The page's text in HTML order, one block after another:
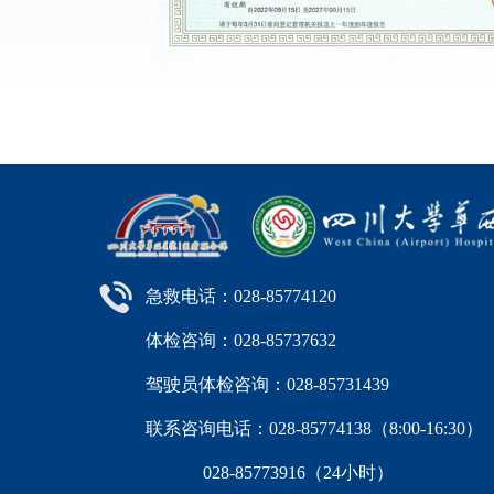
急救电话：028-85774120
体检咨询：028-85737632
驾驶员体检咨询：028-85731439
联系咨询电话：028-85774138（8:00-
028-85773916（24小时）